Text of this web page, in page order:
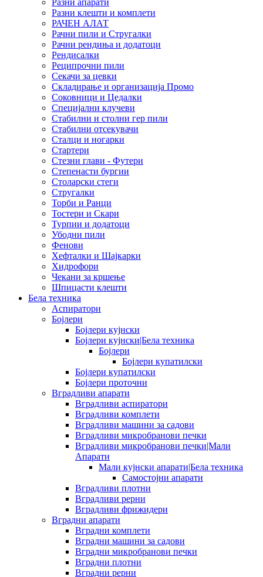
Разни клешти и комплети
РАЧЕН АЛАТ
Рачни пили и Стругалки
Рачни рендиња и додатоци
Рендисалки
Реципрочни пили
Секачи за цевки
Складирање и организација Промо
Соковници и Цедалки
Специјални клучеви
Стабилни и столни гер пили
Стабилни отсекувачи
Сталци и ногарки
Стартери
Стезни глави - Футери
Степенасти бургии
Столарски стеги
Стругалки
Торби и Ранци
Тостери и Скари
Турпии и додатоци
Убодни пили
Фенови
Хефталки и Шајкарки
Хидрофори
Чекани за кршење
Шпицасти клешти
Бела техника
Аспиратори
Бојлери
Бојлери кујнски
Бојлери кујнски|Бела техника
Бојлери
Бојлери купатилски
Бојлери купатилски
Бојлери проточни
Вградливи апарати
Вградливи аспиратори
Вградливи комплети
Вградливи машини за садови
Вградливи микробранови печки
Вградливи микробранови печки|Мали
Апарати
Мали кујнски апарати|Бела техника
Самостојни апарати
Вградливи плотни
Вградливи рерни
Вградливи фрижидери
Вградни апарати
Вградни комплети
Вградни машини за садови
Вградни микробранови печки
Вградни плотни
Вградни рерни